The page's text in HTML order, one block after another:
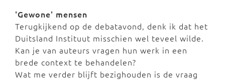
'Gewone' mensen
Terugkijkend op de debatavond, denk ik dat het
Duitsland Instituut misschien wel teveel wilde.
Kan je van auteurs vragen hun werk in een
brede context te behandelen?
Wat me verder blijft bezighouden is de vraag